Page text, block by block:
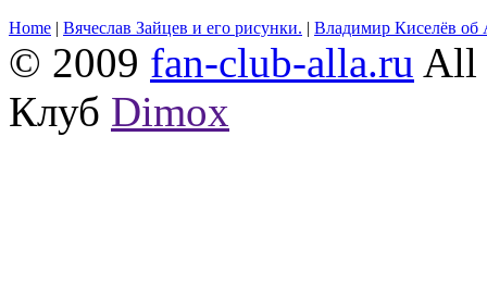
Home | Вячеслав Зайцев и его рисунки. | Владимир Киселёв об
© 2009 fan-club-alla.ru All
Клуб Dimox